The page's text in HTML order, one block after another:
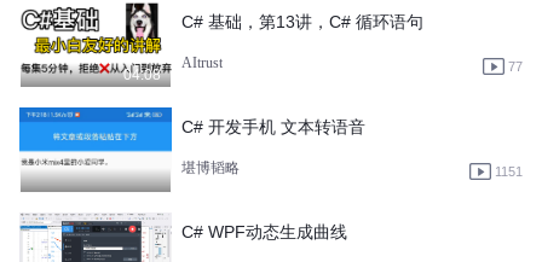
04:08
C# 基础，第13讲，C# 循环语句
AItrust 77
C# 开发手机 文本转语音
堪博韬略 1151
C# WPF动态生成曲线